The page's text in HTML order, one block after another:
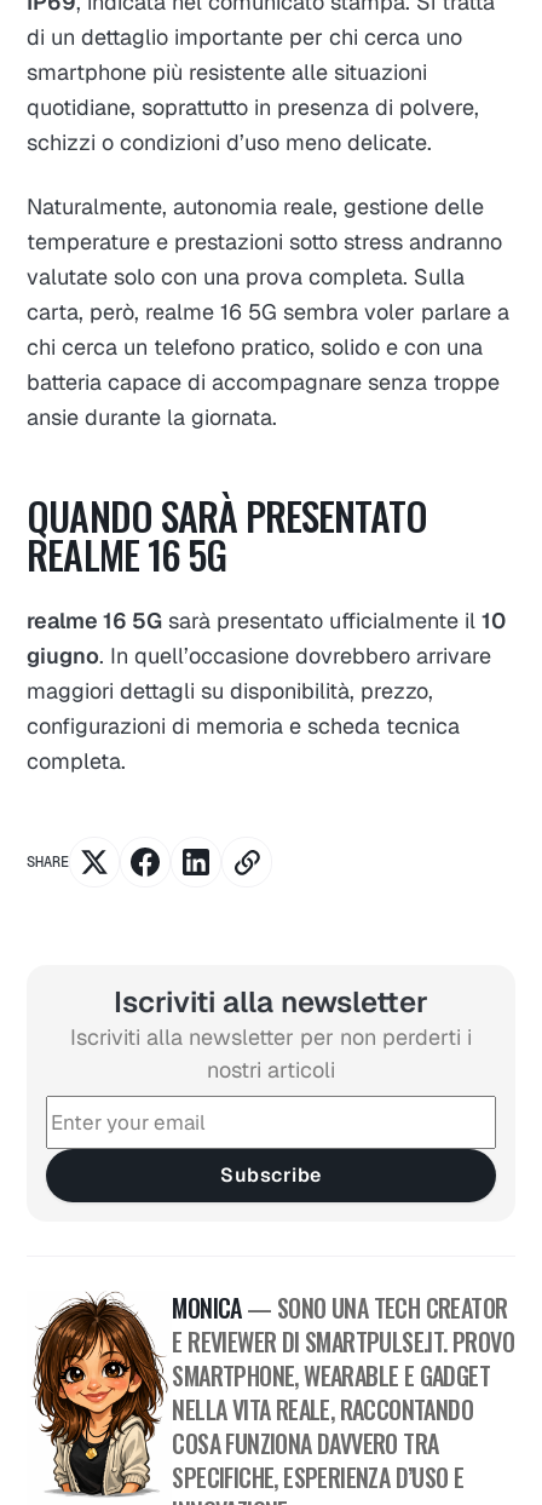
di un dettaglio importante per chi cerca uno
smartphone più resistente alle situazioni
quotidiane, soprattutto in presenza di polvere,
schizzi o condizioni d’uso meno delicate.
Naturalmente, autonomia reale, gestione delle
temperature e prestazioni sotto stress andranno
valutate solo con una prova completa. Sulla
carta, però, realme 16 5G sembra voler parlare a
chi cerca un telefono pratico, solido e con una
batteria capace di accompagnare senza troppe
ansie durante la giornata.
QUANDO SARÀ PRESENTATO
REALME 16 5G
realme 16 5G sarà presentato ufficialmente il10
giugno. In quell’occasione dovrebbero arrivare
maggiori dettagli su disponibilità, prezzo,
configurazioni di memoria e scheda tecnica
completa.
SHARE
Iscriviti alla newsletter
Iscriviti alla newsletter per non perderti i
nostri articoli
Subscribe
MONICA— SONO UNA TECH CREATOR
E REVIEWER DI SMARTPULSE.IT. PROVO
SMARTPHONE, WEARABLE E GADGET
NELLA VITA REALE, RACCONTANDO
COSA FUNZIONA DAVVERO TRA
SPECIFICHE, ESPERIENZA D’USO E